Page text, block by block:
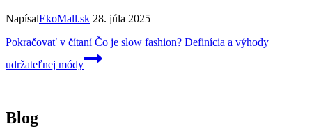
NapísalEkoMall.sk 28. júla 2025
Pokračovať v čítaníČo je slow fashion? Definícia a výhody
udržateľnej módy
Blog